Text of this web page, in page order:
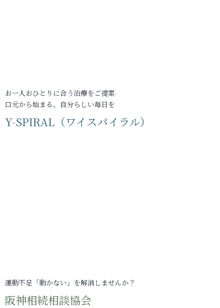
お一人おひとりに合う治療をご提案
口元から始まる、自分らしい毎日を
Y-SPIRAL（ワイスパイラル）
運動不足「動かない」を解消しませんか？
阪神相続相談協会